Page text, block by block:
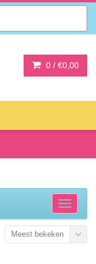
0 / €0,00
Meest bekeken